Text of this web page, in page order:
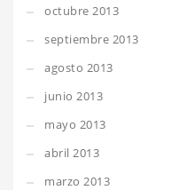
octubre 2013
septiembre 2013
agosto 2013
junio 2013
mayo 2013
abril 2013
marzo 2013